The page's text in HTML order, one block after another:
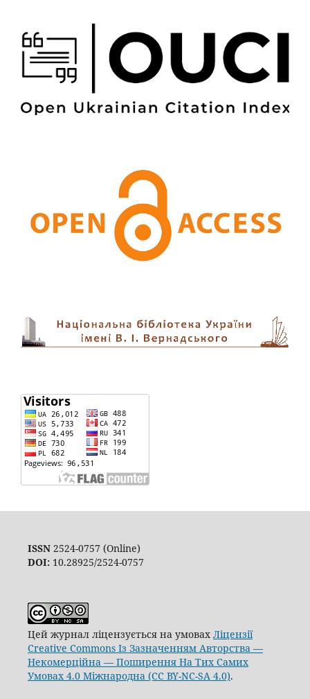
ISSN2524-0757 (Online)
DOI:10.28925/2524-0757
Цей журнал ліцензується на умовах Ліцензії
Creative Commons Із Зазначенням Авторства —
Некомерційна — Поширення На Тих Самих
Умовах 4.0 Міжнародна (CC BY-NC-SA 4.0).